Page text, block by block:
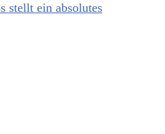
stellt ein absolutes